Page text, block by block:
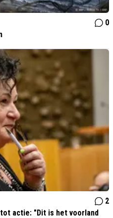
0
2
actie: "Dit is het voorland